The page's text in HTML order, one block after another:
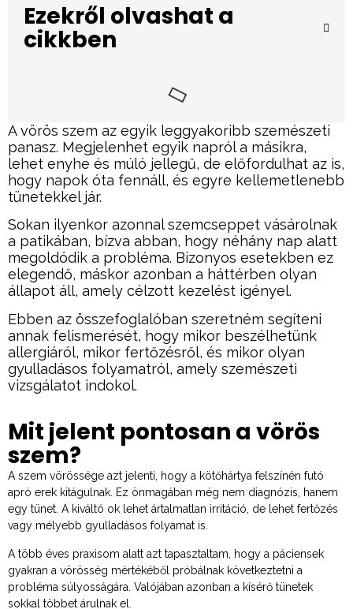
Ezekről olvashat a
cikkben
A vörös szem az egyik leggyakoribb szemészeti
panasz. Megjelenhet egyik napról a másikra,
lehet enyhe és múló jellegű, de előfordulhat az is,
hogy napok óta fennáll, és egyre kellemetlenebb
tünetekkel jár.
Sokan ilyenkor azonnal szemcseppet vásárolnak
a patikában, bízva abban, hogy néhány nap alatt
megoldódik a probléma. Bizonyos esetekben ez
elegendő, máskor azonban a háttérben olyan
állapot áll, amely célzott kezelést igényel.
Ebben az összefoglalóban szeretném segíteni
annak felismerését, hogy mikor beszélhetünk
allergiáról, mikor fertőzésről, és mikor olyan
gyulladásos folyamatról, amely szemészeti
vizsgálatot indokol.
Mit jelent pontosan a vörös
szem?
A szem vörössége azt jelenti, hogy a kötőhártya felszínén futó
apró erek kitágulnak. Ez önmagában még nem diagnózis, hanem
egy tünet. A kiváltó ok lehet ártalmatlan irritáció, de lehet fertőzés
vagy mélyebb gyulladásos folyamat is.
A több éves praxisom alatt azt tapasztaltam, hogy a páciensek
gyakran a vörösség mértékéből próbálnak következtetni a
probléma súlyosságára. Valójában azonban a kísérő tünetek
sokkal többet árulnak el.